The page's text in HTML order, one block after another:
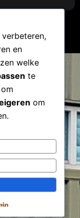
en
welke
te
om
om